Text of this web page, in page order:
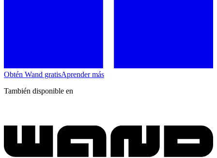
Obtén Wand gratisAprender más
También disponible en